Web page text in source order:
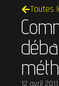
Toutes
12 avril 2011